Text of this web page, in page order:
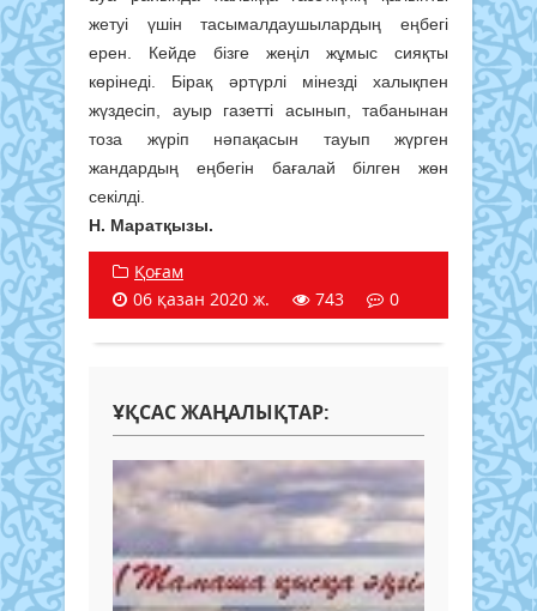
жетуі үшін тасымалдаушылардың еңбегі
ерен. Кейде бізге жеңіл жұмыс сияқты
көрінеді. Бірақ әртүрлі мінезді халықпен
жүздесіп, ауыр газетті асынып, табанынан
тоза жүріп нәпақасын тауып жүрген
жандардың еңбегін бағалай білген жөн
секілді.
Н. Маратқызы.
Қоғам
06 қазан 2020 ж.
743 0
ҰҚСАС ЖАҢАЛЫҚТАР: